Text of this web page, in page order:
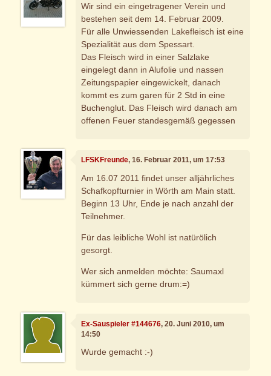
Wir sind ein eingetragener Verein und
bestehen seit dem 14. Februar 2009.
Für alle Unwiessenden Lakefleisch ist eine
Spezialität aus dem Spessart.
Das Fleisch wird in einer Salzlake
eingelegt dann in Alufolie und nassen
Zeitungspapier eingewickelt, danach
kommt es zum garen für 2 Std in eine
Buchenglut. Das Fleisch wird danach am
offenen Feuer standesgemäß gegessen
LFSKFreunde, 16. Februar 2011, um 17:53
Am 16.07 2011 findet unser alljährliches
Schafkopfturnier in Wörth am Main statt.
Beginn 13 Uhr, Ende je nach anzahl der
Teilnehmer.
Für das leibliche Wohl ist natürölich
gesorgt.
Wer sich anmelden möchte: Saumaxl
kümmert sich gerne drum:=)
Ex-Sauspieler #144676, 20. Juni 2010, um
14:50
Wurde gemacht :-)